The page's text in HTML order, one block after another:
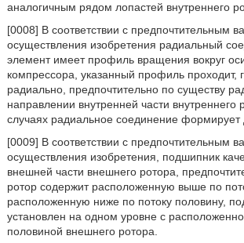
аналогичным рядом лопастей внутреннего
[0008] В соответствии с предпочтительным
осуществления изобретения радиальный
элемент имеет профиль вращения вокруг
компрессора, указанный профиль проходит,
радиально, предпочтительно по существу
направлении внутренней части внутреннего
случаях радиальное соединение формирует
[0009] В соответствии с предпочтительным
осуществления изобретения, подшипник
внешней части внешнего ротора,
ротор содержит расположенную выше по
расположенную ниже по потоку половину,
установлен на одном уровне с
половиной внешнего ротора.